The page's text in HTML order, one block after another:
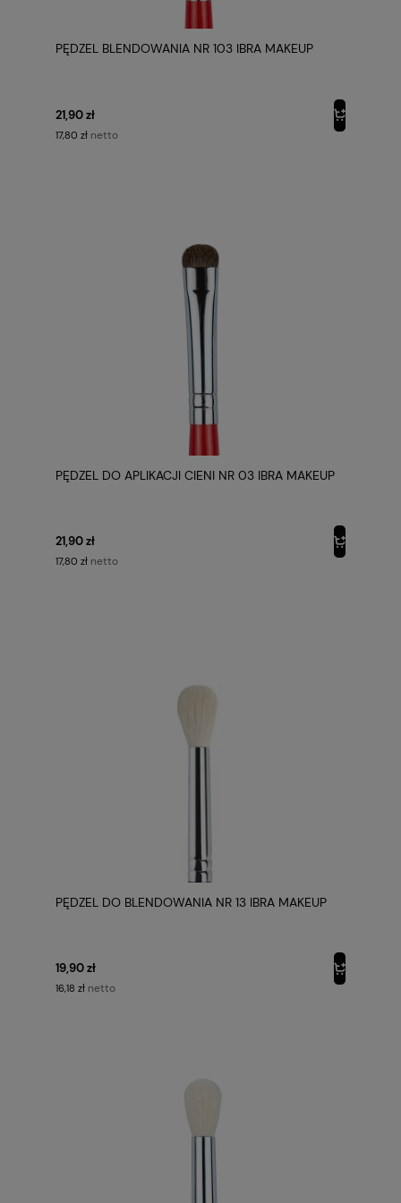
PĘDZEL BLENDOWANIA NR 103 IBRA MAKEUP
21,90 zł
17,80 zł netto
PĘDZEL DO APLIKACJI CIENI NR 03 IBRA MAKEUP
21,90 zł
17,80 zł netto
PĘDZEL DO BLENDOWANIA NR 13 IBRA MAKEUP
19,90 zł
16,18 zł netto